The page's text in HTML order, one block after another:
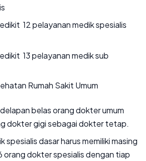
12 pelayanan medik spesialis
13 pelayanan medik sub
Rumah Sakit Umum
delapan belas orang dokter umum
dokter gigi sebagai dokter tetap.
spesialis dasar harus memiliki masing
orang dokter spesialis dengan tiap